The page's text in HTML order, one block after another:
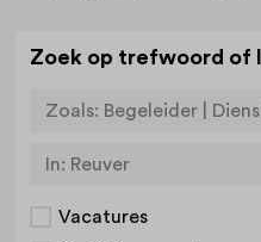
Zoek op trefwoord of
Zoals: Begeleider |
In: Reuver
Vacatures